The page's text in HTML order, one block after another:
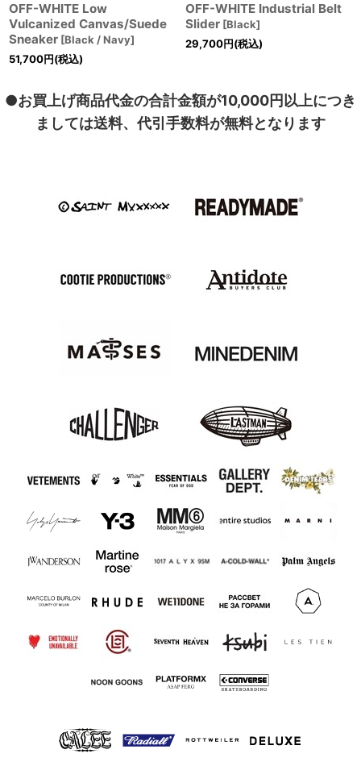
OFF-WHITE Low
Vulcanized Canvas/Suede
Sneaker [Black / Navy]
51,700円(税込)
OFF-WHITE Industrial Belt
Slider [Black]
29,700円(税込)
●お買上げ商品代金の合計金額が10,000円以上につき
ましては送料、代引手数料が無料となります